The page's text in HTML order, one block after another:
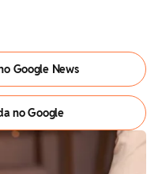
Google News
no Google